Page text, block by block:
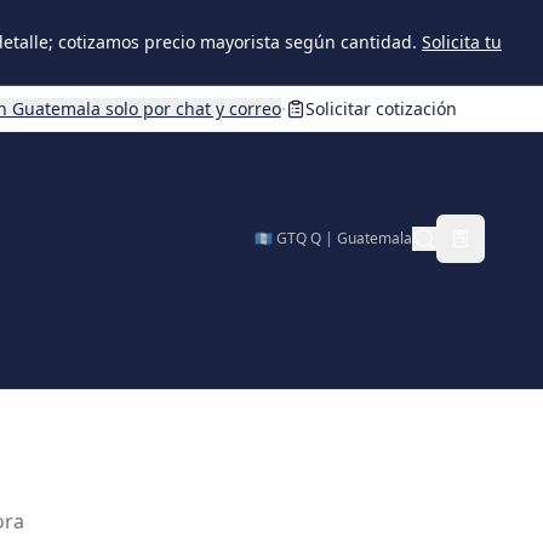
cotizamos precio mayorista según cantidad. Solicita tu
Guatemala solo por chat y correo· Solicitar cotización
🇬🇹 GTQ Q | Guatemala